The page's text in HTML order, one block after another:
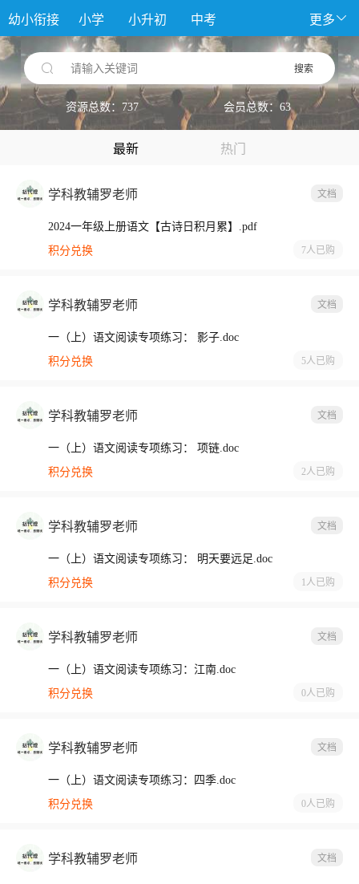
幼小衔接 小学 小升初 中考 更多
请输入关键词 搜索
资源总数：737 会员总数：63
最新 热门
学科教辅罗老师 文档
2024一年级上册语文【古诗日积月累】.pdf
积分兑换
7人 已购
学科教辅罗老师 文档
一（上）语文阅读专项练习： 影子.doc
积分兑换
5人 已购
学科教辅罗老师 文档
一（上）语文阅读专项练习： 项链.doc
积分兑换
2人 已购
学科教辅罗老师 文档
一（上）语文阅读专项练习： 明天要远足.doc
积分兑换
1人 已购
学科教辅罗老师 文档
一（上）语文阅读专项练习：江南.doc
积分兑换
0人 已购
学科教辅罗老师 文档
一（上）语文阅读专项练习：四季.doc
积分兑换
0人 已购
学科教辅罗老师 文档